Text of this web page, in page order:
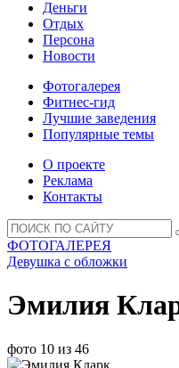
Деньги
Отдых
Персона
Новости
Фотогалерея
Фитнес-гид
Лучшие заведения
Популярные темы
О проекте
Реклама
Контакты
ФОТОГАЛЕРЕЯ
Девушка с обложки
Эмилия
фото 10 из 46